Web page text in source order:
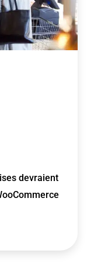
devraient